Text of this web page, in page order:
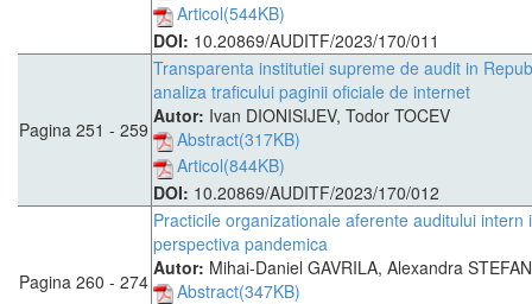
Articol(544KB)
DOI: 10.20869/AUDITF/2023/170/011
Pagina 251 - 259
Transparenta institutiei supreme de audit in
analiza traficului paginii oficiale de internet
Autor: Ivan DIONISIJEV, Todor TOCEV
Abstract(317KB)
Articol(844KB)
DOI: 10.20869/AUDITF/2023/170/012
Pagina 260 - 274
Practicile organizationale aferente auditului
perspectiva pandemica
Autor: Mihai-Daniel GAVRILA, Alexandra STEFAN
Abstract(347KB)